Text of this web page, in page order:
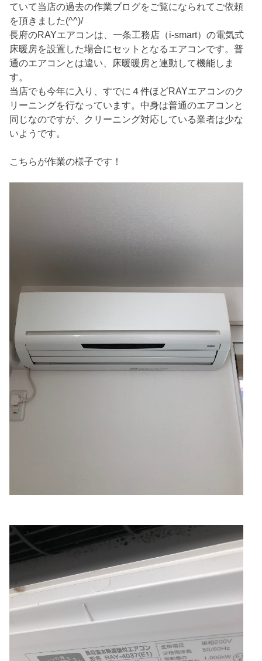
ていて当店の過去の作業ブログをご覧になられてご依頼
を頂きました(^^)/
長府のRAYエアコンは、一条工務店（i-smart）の電気式
床暖房を設置した場合にセットとなるエアコンです。普
通のエアコンとは違い、床暖暖房と連動して機能しま
す。
当店でも今年に入り、すでに４件ほどRAYエアコンのク
リーニングを行なっています。中身は普通のエアコンと
同じなのですが、クリーニング対応している業者は少な
いようです。
こちらが作業の様子です！